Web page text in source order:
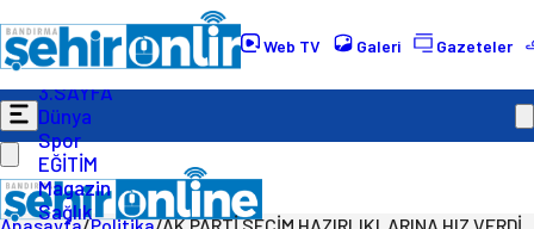
Web TV Galeri Gazeteler
Gündem
Ekonomi
Politika
3.SAYFA
Dünya
Spor
EĞİTİM
Magazin
Sağlık